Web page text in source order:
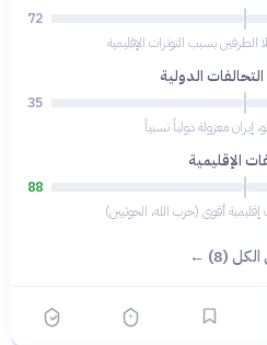
72
بسبب التوترات الإقليمية
الدولية
35
إيران معزولة دولياً نسبياً
الإقليمية
88
أقوى (حزب الله، الحوثيين)
(8) ←